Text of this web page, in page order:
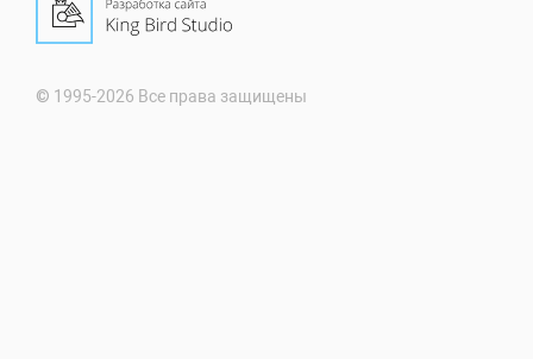
© 1995-2026 Все права защищены